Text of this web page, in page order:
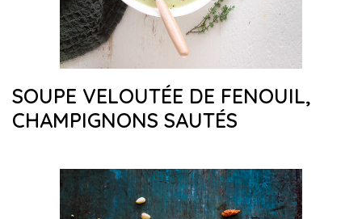
SOUPE VELOUTÉE DE FENOUIL,
CHAMPIGNONS SAUTÉS